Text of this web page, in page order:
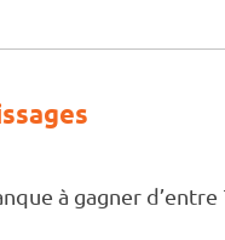
à gagner